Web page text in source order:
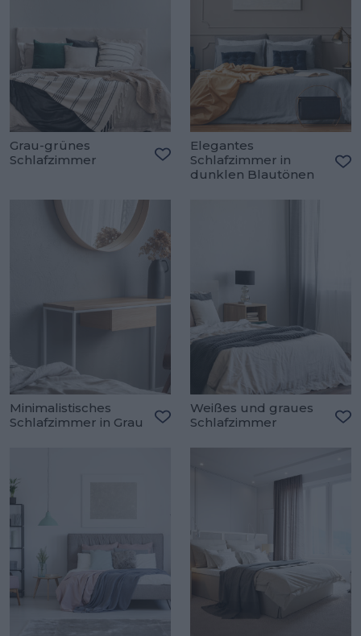
Grau-grünes
Schlafzimmer
Zu den Favoriten hinzufügen
Elegantes
Schlafzimmer in
dunklen Blautönen
Minimalistisches
Schlafzimmer in Grau
Weißes und graues
Schlafzimmer